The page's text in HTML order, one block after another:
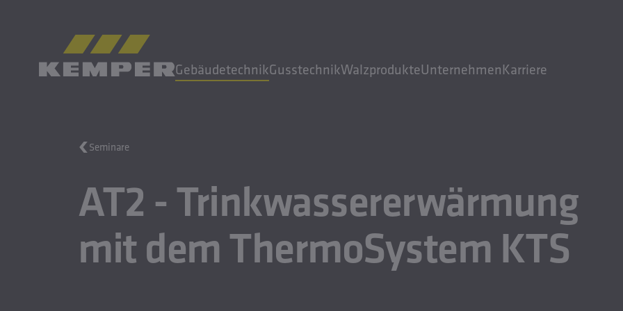
GebäudetechnikGusstechnikWalzprodukteUnternehmenKarriere
MENÜ
Gusstechnik
Walzprodukte
DE| DE Sprachwechsler
Seminare
AT2 - Trinkwassererwärmung
mit dem ThermoSystem KTS